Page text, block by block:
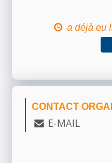
a déjà eu
CONTACT
E-MAIL